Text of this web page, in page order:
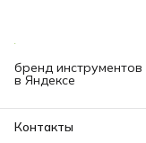
бренд
в Яндексе
Контакты